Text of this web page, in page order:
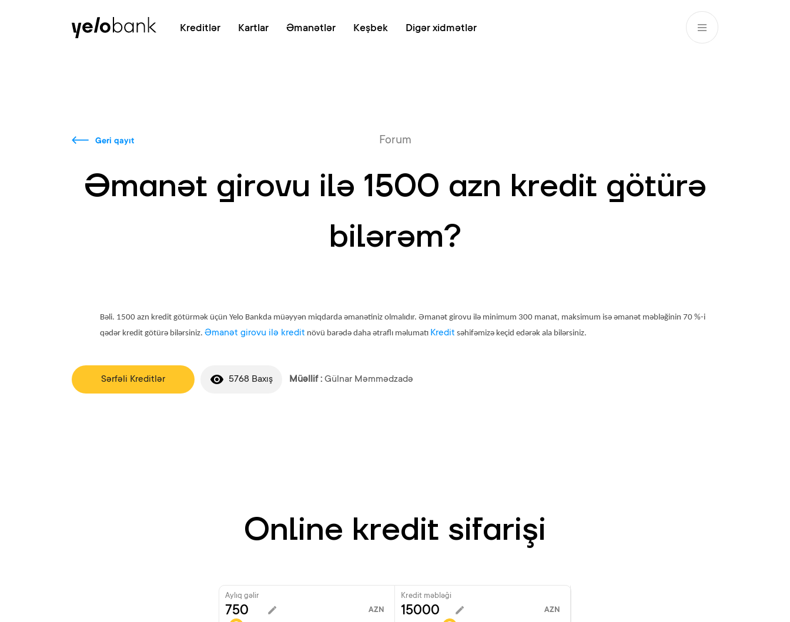
AZ
Kreditlər Kartlar Əmanətlər Keşbek Digər xidmətlər
Geri qayıt Forum
Əmanət girovu ilə 1500 azn kredit götürə
bilərəm?
Bəli. 1500 azn kredit götürmək üçün Yelo Bankda müəyyən miqdarda əmanətiniz olmalıdır. Əmanət girovu ilə minimum 300 manat, maksimum isə əmanət məbləğinin 70 %-i
qədər kredit götürə bilərsiniz. Əmanət girovu ilə kredit növü barədə daha ətraflı məlumatı Kredit səhifəmizə keçid edərək ala bilərsiniz.
Sərfəli Kreditlər 5768 Baxış Müəllif : Gülnar Məmmədzadə
Online kredit sifarişi
Aylıq gəlir
AZN
Kredit məbləği
AZN